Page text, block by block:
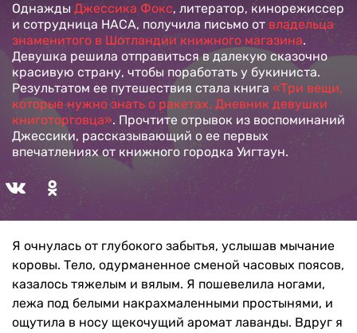
Однажды Джессика Фокс, литератор, кинорежиссер
и сотрудница НАСА, получила письмо от владельца
знаменитого в Шотландии книжного магазина.
Девушка решила отправиться в далекую сказочно
красивую страну, чтобы поработать у букиниста.
Результатом ее путешествия стала книга «Три вещи,
которые нужно знать о ракетах. Дневник девушки
книготорговца». Прочтите отрывок из воспоминаний
Джессики, рассказывающий о ее первых
впечатлениях от книжного городка Уигтаун.
Я очнулась от глубокого забытья, услышав мычание
коровы. Тело, одурманенное сменой часовых поясов,
казалось тяжелым и вялым. Я пошевелила ногами,
лежа под белыми накрахмаленными простынями, и
ощутила в носу щекочущий аромат лаванды. Вдруг я